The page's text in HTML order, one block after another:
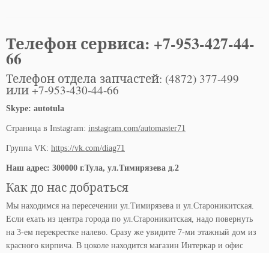
Телефон сервиса: +7-953-427-44-
66
Телефон отдела запчастей: (4872) 377-499
или +7-953-430-44-66
Skype: autotula
Страница в Instagram: instagram.com/automaster71
Группа VK: https://vk.com/diag71
Наш адрес: 300000 г.Тула, ул.Тимирязева д.2
Как до нас добраться
Мы находимся на пересечении ул.Тимирязева и ул.Староникитская.
Если ехать из центра города по ул.Староникитская, надо повернуть
на 3-ем перекрестке налево. Сразу же увидите 7-ми этажный дом из
красного кирпича. В цоколе находится магазин Интеркар и офис